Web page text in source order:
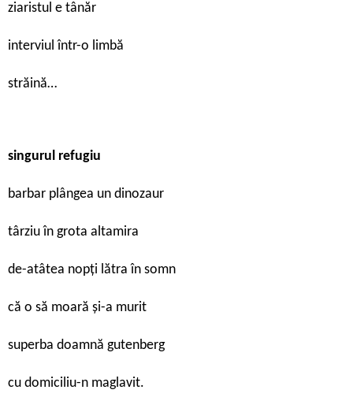
ziaristul e tânăr
interviul într-o limbă
străină…
singurul refugiu
barbar plângea un dinozaur
târziu în grota altamira
de-atâtea nopți lătra în somn
că o să moară și-a murit
superba doamnă gutenberg
cu domiciliu-n maglavit.